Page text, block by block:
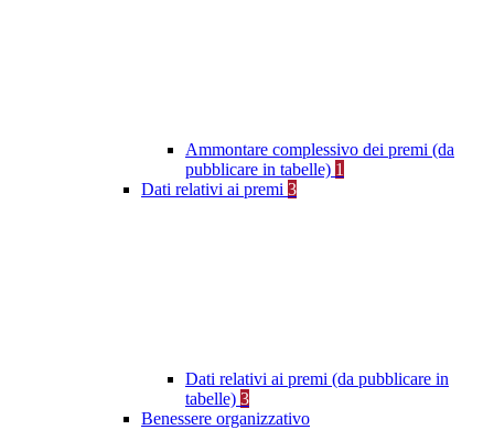
Ammontare complessivo dei premi (da
pubblicare in tabelle) 1
Dati relativi ai premi 3
Dati relativi ai premi (da pubblicare in
tabelle) 3
Benessere organizzativo